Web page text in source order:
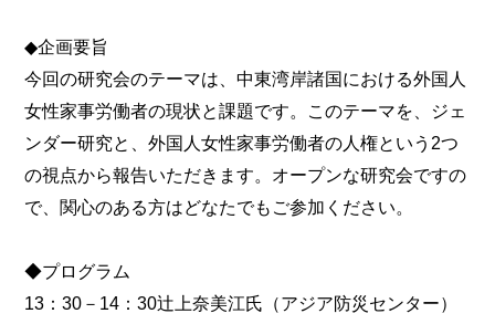
◆企画要旨
今回の研究会のテーマは、中東湾岸諸国における外国人
女性家事労働者の現状と課題です。このテーマを、ジェ
ンダー研究と、外国人女性家事労働者の人権という2つ
の視点から報告いただきます。オープンな研究会ですの
で、関心のある方はどなたでもご参加ください。
◆プログラム
13：30－14：30辻上奈美江氏（アジア防災センター）